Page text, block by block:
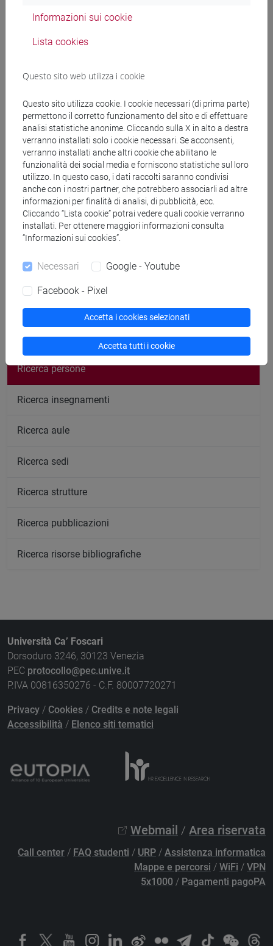
Comunicazioni
Didattica
Pubblicazioni
CV
cfNEWS
Ricevimento
Martedì ore 16.00
Cerca nel sito
Ricerca persone
Ricerca insegnamenti
Ricerca aule
Ricerca sedi
Ricerca strutture
Ricerca pubblicazioni
Ricerca risorse bibliografiche
Università Ca’ Foscari
Dorsoduro 3246, 30123 Venezia
PEC protocollo@pec.unive.it
P.IVA 00816350276 - C.F. 80007720271
Privacy / Cookies / Credits e note legali
Accessibilità / Elenco siti tematici
Webmail / Area riservata
Call center / FAQ studenti / URP / Assistenza informatica
Mappe e percorsi / WiFi / VPN
5x1000 / Pagamenti pagoPA
Informazioni sui cookie
Lista cookies
Questo sito web utilizza i cookie
Questo sito utilizza cookie. I cookie necessari (di prima parte)
permettono il corretto funzionamento del sito e di effettuare
analisi statistiche anonime. Cliccando sulla X in alto a destra
verranno installati solo i cookie necessari. Se acconsenti,
verranno installati anche altri cookie che abilitano le
funzionalità dei social media e forniscono statistiche sul loro
utilizzo. In questo caso, i dati raccolti saranno condivisi
anche con i nostri partner, che potrebbero associarli ad altre
informazioni per finalità di analisi, di pubblicità, ecc.
Cliccando “Lista cookie” potrai vedere quali cookie verranno
installati. Per ottenere maggiori informazioni consulta
“Informazioni sui cookies”.
Necessari Google - Youtube
Facebook - Pixel
Accetta i cookies selezionati
Accetta tutti i cookie